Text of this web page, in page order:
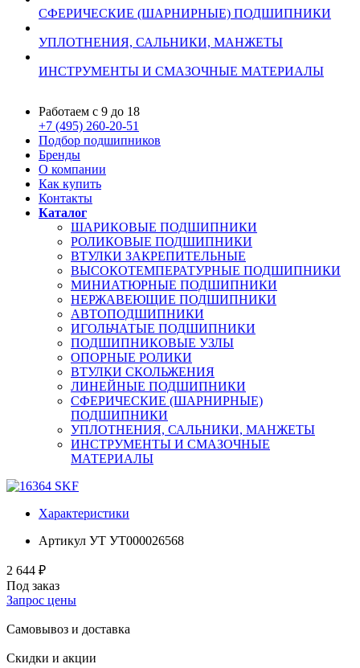
СФЕРИЧЕСКИЕ (ШАРНИРНЫЕ) ПОДШИПНИКИ
УПЛОТНЕНИЯ, САЛЬНИКИ, МАНЖЕТЫ
ИНСТРУМЕНТЫ И СМАЗОЧНЫЕ МАТЕРИАЛЫ
Работаем с 9 до 18
+7 (495) 260-20-51
Подбор подшипников
Бренды
О компании
Как купить
Контакты
Каталог
ШАРИКОВЫЕ ПОДШИПНИКИ
РОЛИКОВЫЕ ПОДШИПНИКИ
ВТУЛКИ ЗАКРЕПИТЕЛЬНЫЕ
ВЫСОКОТЕМПЕРАТУРНЫЕ ПОДШИПНИКИ
МИНИАТЮРНЫЕ ПОДШИПНИКИ
НЕРЖАВЕЮЩИЕ ПОДШИПНИКИ
АВТОПОДШИПНИКИ
ИГОЛЬЧАТЫЕ ПОДШИПНИКИ
ПОДШИПНИКОВЫЕ УЗЛЫ
ОПОРНЫЕ РОЛИКИ
ВТУЛКИ СКОЛЬЖЕНИЯ
ЛИНЕЙНЫЕ ПОДШИПНИКИ
СФЕРИЧЕСКИЕ (ШАРНИРНЫЕ)
ПОДШИПНИКИ
УПЛОТНЕНИЯ, САЛЬНИКИ, МАНЖЕТЫ
ИНСТРУМЕНТЫ И СМАЗОЧНЫЕ
МАТЕРИАЛЫ
Характеристики
Артикул УТ УТ000026568
2 644 ₽
Под заказ
Запрос цены
Самовывоз и доставка
Скидки и акции